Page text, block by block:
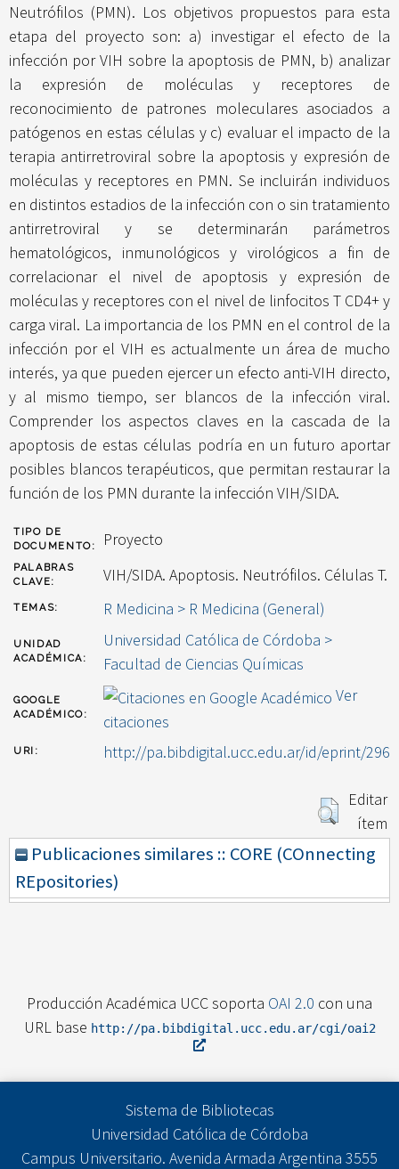
Neutrófilos (PMN). Los objetivos propuestos para esta
etapa del proyecto son: a) investigar el efecto de la
infección por VIH sobre la apoptosis de PMN, b) analizar
la expresión de moléculas y receptores de
reconocimiento de patrones moleculares asociados a
patógenos en estas células y c) evaluar el impacto de la
terapia antirretroviral sobre la apoptosis y expresión de
moléculas y receptores en PMN. Se incluirán individuos
en distintos estadios de la infección con o sin tratamiento
antirretroviral y se determinarán parámetros
hematológicos, inmunológicos y virológicos a fin de
correlacionar el nivel de apoptosis y expresión de
moléculas y receptores con el nivel de linfocitos T CD4+ y
carga viral. La importancia de los PMN en el control de la
infección por el VIH es actualmente un área de mucho
interés, ya que pueden ejercer un efecto anti-VIH directo,
y al mismo tiempo, ser blancos de la infección viral.
Comprender los aspectos claves en la cascada de la
apoptosis de estas células podría en un futuro aportar
posibles blancos terapéuticos, que permitan restaurar la
función de los PMN durante la infección VIH/SIDA.
TIPO DE
DOCUMENTO:
Proyecto
PALABRAS
CLAVE:
VIH/SIDA. Apoptosis. Neutrófilos. Células T.
TEMAS: R Medicina > R Medicina (General)
UNIDAD
ACADÉMICA:
Universidad Católica de Córdoba >
Facultad de Ciencias Químicas
GOOGLE
ACADÉMICO:
Ver
citaciones
URI: http://pa.bibdigital.ucc.edu.ar/id/eprint/296
Editar
ítem
Publicaciones similares :: CORE (COnnecting
REpositories)
Producción Académica UCC soporta OAI 2.0 con una
URL base http://pa.bibdigital.ucc.edu.ar/cgi/oai2
Sistema de Bibliotecas
Universidad Católica de Córdoba
Campus Universitario. Avenida Armada Argentina 3555